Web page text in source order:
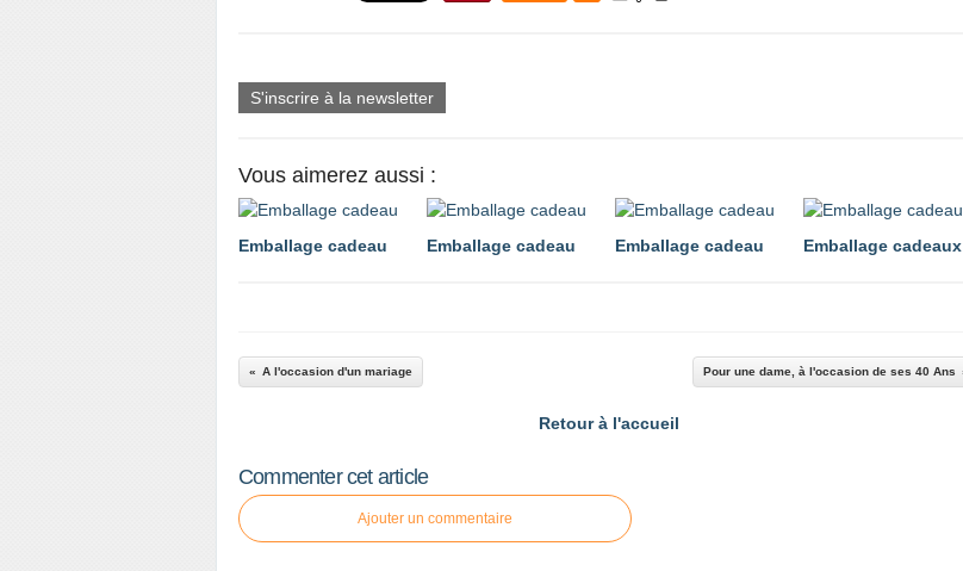
S'inscrire à la newsletter
Vous aimerez aussi :
Emballage cadeau Emballage cadeau Emballage cadeau Emballage cadeaux
A l'occasion d'un mariage Pour une dame, à l'occasion de ses 40 Ans
Retour à l'accueil
Commenter cet article
Ajouter un commentaire